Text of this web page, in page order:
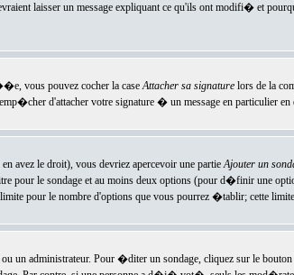
laisser un message expliquant ce qu'ils ont modifi� et
vous pouvez cocher la caseAttacher sa signaturelors de la
d'attacher votre signature � un message en particulier
avez le droit), vous devriez apercevoir une partieAjouter un
pour le sondage et au moins deux options (pour d�finir une
pour le nombre d'options que vous pourrez �tablir; cette
administrateur. Pour �diter un sondage, cliquez sur le